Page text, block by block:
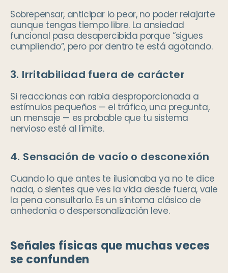
Sobrepensar, anticipar lo peor, no poder relajarte
aunque tengas tiempo libre. La ansiedad
funcional pasa desapercibida porque “sigues
cumpliendo”, pero por dentro te está agotando.
3. Irritabilidad fuera de carácter
Si reaccionas con rabia desproporcionada a
estímulos pequeños — el tráfico, una pregunta,
un mensaje — es probable que tu sistema
nervioso esté al límite.
4. Sensación de vacío o desconexión
Cuando lo que antes te ilusionaba ya no te dice
nada, o sientes que ves la vida desde fuera, vale
la pena consultarlo. Es un síntoma clásico de
anhedonia o despersonalización leve.
Señales físicas que muchas veces
se confunden